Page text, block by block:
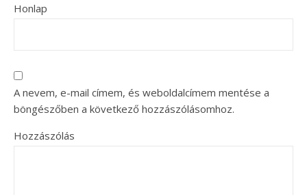
Honlap
A nevem, e-mail címem, és weboldalcímem mentése a
böngészőben a következő hozzászólásomhoz.
Hozzászólás